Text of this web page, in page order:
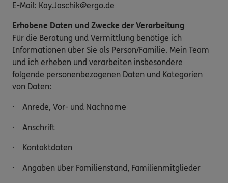
E-Mail: Kay.Jaschik@ergo.de
Erhobene Daten und Zwecke der Verarbeitung
Für die Beratung und Vermittlung benötige ich
Informationen über Sie als Person/Familie. Mein Team
und ich erheben und verarbeiten insbesondere
folgende personenbezogenen Daten und Kategorien
von Daten:
· Anrede, Vor- und Nachname
· Anschrift
· Kontaktdaten
· Angaben über Familienstand, Familienmitglieder